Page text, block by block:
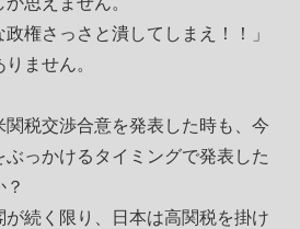
権さっさと潰してしまえ！！」
ません。
税交渉合意を発表した時も、今
ぶっかけるタイミングで発表した
続く限り、日本は高関税を掛け